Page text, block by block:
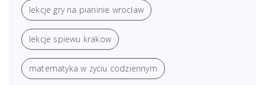
lekcje gry na pianinie wrocław
lekcje spiewu krakow
matematyka w życiu codziennym